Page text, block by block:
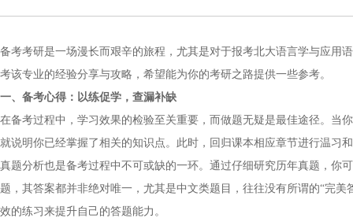
备考考研是一场漫长而艰辛的旅程，尤其是对于报考北大语言学与应用
考该专业的经验分享与攻略，希望能为你的考研之路提供一些参考。
一、备考心得：以练促学，查漏补缺
在备考过程中，学习效果的检验至关重要，而做题无疑是最佳途径。当
就说明你已经掌握了相关的知识点。此时，回归课本相应章节进行温习
真题分析也是备考过程中不可或缺的一环。通过仔细研究历年真题，你
题，其答案都并非绝对唯一，尤其是中文类题目，往往没有所谓的“完
效的练习来提升自己的答题能力。